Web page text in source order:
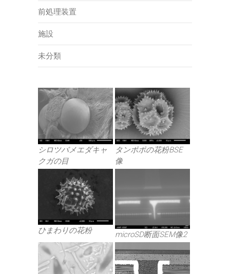
前処理装置
施設
未分類
シロツバメエダキャ
クガの目
タンポポの花粉BSE
像
ひまわりの花粉 microSD断面SEM像2